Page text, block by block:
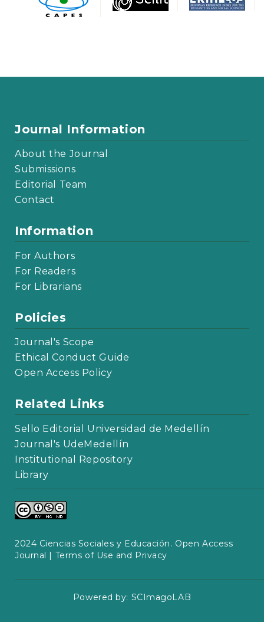
Journal Information
About the Journal
Submissions
Editorial Team
Contact
Information
For Authors
For Readers
For Librarians
Policies
Journal's Scope
Ethical Conduct Guide
Open Access Policy
Related Links
Sello Editorial Universidad de Medellín
Journal's UdeMedellín
Institutional Repository
Library
2024 Ciencias Sociales y Educación. Open Access
Journal | Terms of Use and Privacy
Powered by: SCImagoLAB